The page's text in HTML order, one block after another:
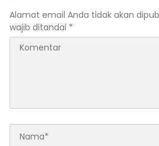
Alamat email Anda tidak akan
wajib ditandai *